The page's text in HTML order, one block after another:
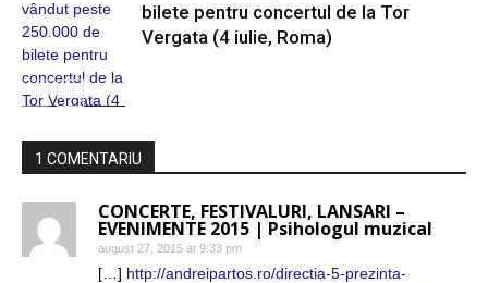
bilete pentru concertul de la Tor
Vergata (4 iulie, Roma)
1 COMENTARIU
CONCERTE, FESTIVALURI, LANSARI –
EVENIMENTE 2015 | Psihologul muzical
august 27, 2015 at 9:33 pm
[…] http://andreipartos.ro/directia-5-prezinta-